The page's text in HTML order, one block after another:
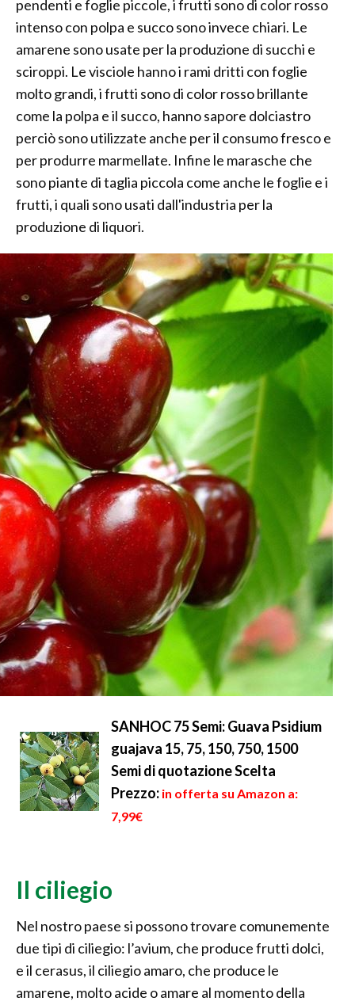
pendenti e foglie piccole, i frutti sono di color rosso
intenso con polpa e succo sono invece chiari. Le
amarene sono usate per la produzione di succhi e
sciroppi. Le visciole hanno i rami dritti con foglie
molto grandi, i frutti sono di color rosso brillante
come la polpa e il succo, hanno sapore dolciastro
perciò sono utilizzate anche per il consumo fresco e
per produrre marmellate. Infine le marasche che
sono piante di taglia piccola come anche le foglie e i
frutti, i quali sono usati dall'industria per la
produzione di liquori.
SANHOC 75 Semi: Guava Psidium
guajava 15, 75, 150, 750, 1500
Semi di quotazione Scelta
Prezzo: in offerta su Amazon a:
7,99€
Il ciliegio
Nel nostro paese si possono trovare comunemente
due tipi di ciliegio: l’avium, che produce frutti dolci,
e il cerasus, il ciliegio amaro, che produce le
amarene, molto acide o amare al momento della